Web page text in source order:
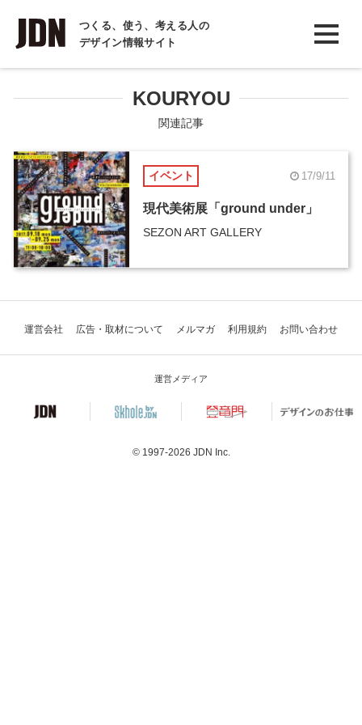
つくる、使う、考える人の
デザイン情報サイト
INTERVIEW
インタビュー
COLUMN
コラム
KOURYOU
関連記事
イベント 17/9/11
現代美術展「ground under」
SEZON ART GALLERY
運営会社 広告・取材について メルマガ 利用規約 お問い合わせ
運営メディア
© 1997-2026 JDN Inc.